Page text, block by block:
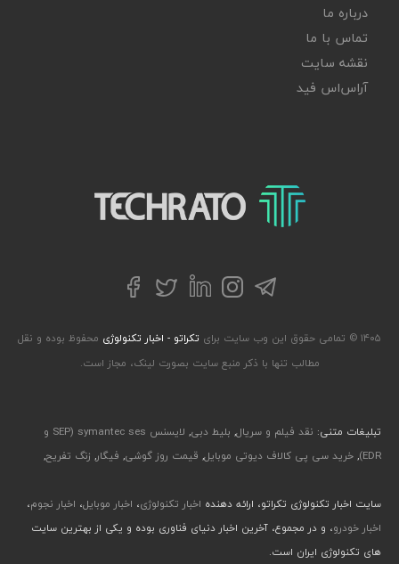
درباره ما
تماس با ما
نقشه سایت
آر‌اس‌اس فید
تکراتو – زندگی با تکنولوژی
تلگراماینستاگرام
لینکداینتوییترفیسبوک
۱۴۰۵ © تمامی حقوق این وب سایت برای تکراتو - اخبار تکنولوژی محفوظ بوده و نقل
مطالب تنها با ذکر منبع سایت بصورت لینک، مجاز است.
تبلیغات متنی: نقد فیلم و سریال, بلیط دبی,
لایسنس symantec ses (SEP و
EDR)
, خرید سی پی کالاف دیوتی موبایل, قیمت روز گوشی, فیگار, زنگ تفریح,
سایت اخبار تکنولوژی تکراتو، ارائه دهنده اخبار تکنولوژی، اخبار موبایل، اخبار نجوم،
اخبار خودرو، و در مجموع، آخرین اخبار دنیای فناوری بوده و یکی از بهترین سایت
های تکنولوژی ایران است.